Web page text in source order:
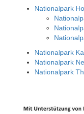
Nationalpark
Nationalpark
Nationalpark
Nationalpark